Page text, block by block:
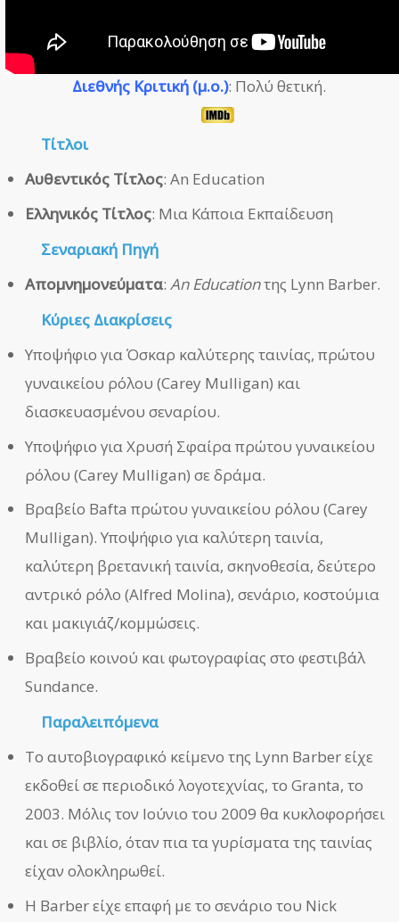
Διεθνής Κριτική (μ.ο.): Πολύ θετική.
Τίτλοι
Αυθεντικός Τίτλος: An Education
Ελληνικός Τίτλος: Μια Κάποια Εκπαίδευση
Σεναριακή Πηγή
Απομνημονεύματα:An Educationτης Lynn Barber.
Κύριες Διακρίσεις
Υποψήφιο για Όσκαρ καλύτερης ταινίας, πρώτου
γυναικείου ρόλου (Carey Mulligan) και
διασκευασμένου σεναρίου.
Υποψήφιο για Χρυσή Σφαίρα πρώτου γυναικείου
ρόλου (Carey Mulligan) σε δράμα.
Βραβείο Bafta πρώτου γυναικείου ρόλου (Carey
Mulligan). Υποψήφιο για καλύτερη ταινία,
καλύτερη βρετανική ταινία, σκηνοθεσία, δεύτερο
αντρικό ρόλο (Alfred Molina), σενάριο, κοστούμια
και μακιγιάζ/κομμώσεις.
Βραβείο κοινού και φωτογραφίας στο φεστιβάλ
Sundance.
Παραλειπόμενα
Το αυτοβιογραφικό κείμενο της Lynn Barber είχε
εκδοθεί σε περιοδικό λογοτεχνίας, το Granta, το
2003. Μόλις τον Ιούνιο του 2009 θα κυκλοφορήσει
και σε βιβλίο, όταν πια τα γυρίσματα της ταινίας
είχαν ολοκληρωθεί.
Η Barber είχε επαφή με το σενάριο του Nick